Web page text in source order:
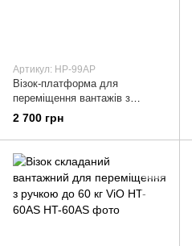
Артикул: HP-99AP
Візок-платформа для
переміщення вантажів з
ручкою до 90 кг ViO HP-99AP
2 700 грн